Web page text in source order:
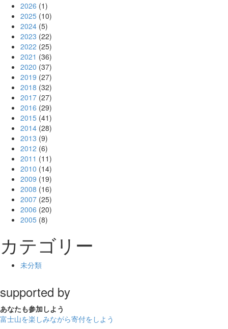
2026 (1)
2025 (10)
2024 (5)
2023 (22)
2022 (25)
2021 (36)
2020 (37)
2019 (27)
2018 (32)
2017 (27)
2016 (29)
2015 (41)
2014 (28)
2013 (9)
2012 (6)
2011 (11)
2010 (14)
2009 (19)
2008 (16)
2007 (25)
2006 (20)
2005 (8)
カテゴリー
未分類
supported by
あなたも参加しよう
富士山を楽しみながら寄付をしよう